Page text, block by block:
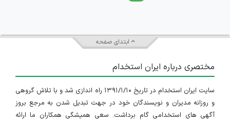
ابتدای صفحه
مختصری درباره ایران استخدام
سایت ایران استخدام در تاریخ ۱۳۹۱/۱/۱۰ راه اندازی شد و با تلاش گروهی
و روزانه مدیران و نویسندگان خود در جهت تبدیل شدن به مرجع بروز
آگهی های استخدامی گام برداشت. سعی همیشگی همکاران ما ارائه